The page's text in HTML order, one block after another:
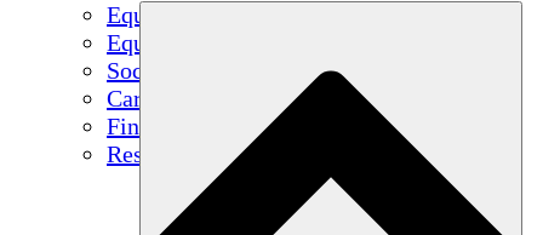
Equipo
Equipo
Socios
Carreras
Finanzas
Resources